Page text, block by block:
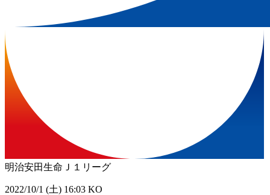
明治安田生命Ｊ１リーグ
2022/10/1 (土) 16:03 KO